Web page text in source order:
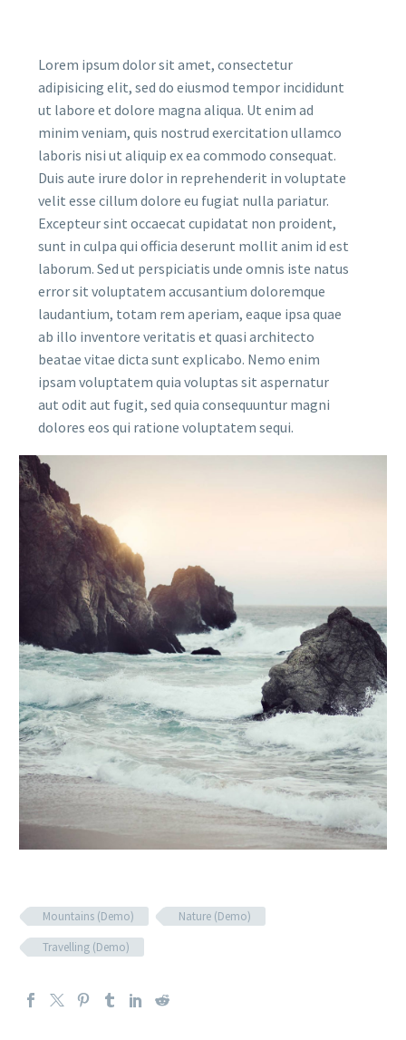
Lorem ipsum dolor sit amet, consectetur
adipisicing elit, sed do eiusmod tempor incididunt
ut labore et dolore magna aliqua. Ut enim ad
minim veniam, quis nostrud exercitation ullamco
laboris nisi ut aliquip ex ea commodo consequat.
Duis aute irure dolor in reprehenderit in voluptate
velit esse cillum dolore eu fugiat nulla pariatur.
Excepteur sint occaecat cupidatat non proident,
sunt in culpa qui officia deserunt mollit anim id est
laborum. Sed ut perspiciatis unde omnis iste natus
error sit voluptatem accusantium doloremque
laudantium, totam rem aperiam, eaque ipsa quae
ab illo inventore veritatis et quasi architecto
beatae vitae dicta sunt explicabo. Nemo enim
ipsam voluptatem quia voluptas sit aspernatur
aut odit aut fugit, sed quia consequuntur magni
dolores eos qui ratione voluptatem sequi.
Mountains (Demo)
Nature (Demo)
Travelling (Demo)